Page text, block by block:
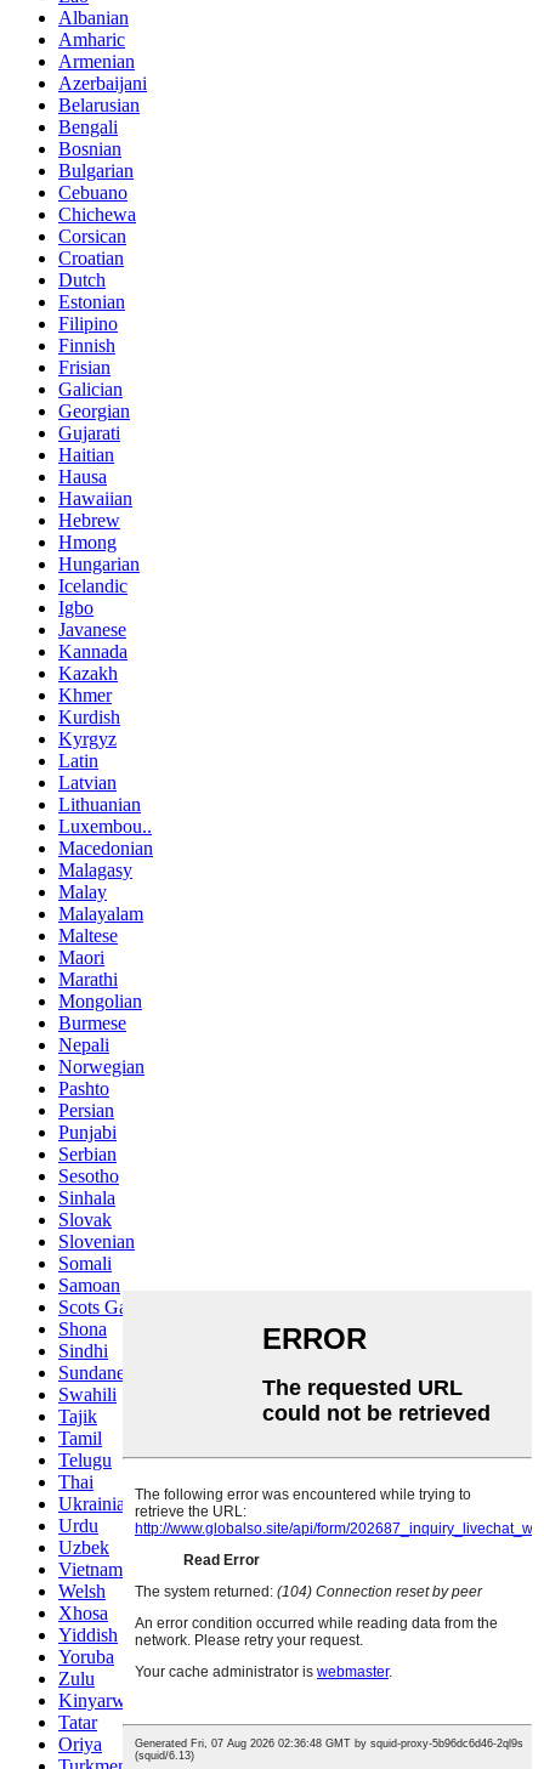
Albanian
Amharic
Armenian
Azerbaijani
Belarusian
Bengali
Bosnian
Bulgarian
Cebuano
Chichewa
Corsican
Croatian
Dutch
Estonian
Filipino
Finnish
Frisian
Galician
Georgian
Gujarati
Haitian
Hausa
Hawaiian
Hebrew
Hmong
Hungarian
Icelandic
Igbo
Javanese
Kannada
Kazakh
Khmer
Kurdish
Kyrgyz
Latin
Latvian
Lithuanian
Luxembou..
Macedonian
Malagasy
Malay
Malayalam
Maltese
Maori
Marathi
Mongolian
Burmese
Nepali
Norwegian
Pashto
Persian
Punjabi
Serbian
Sesotho
Sinhala
Slovak
Slovenian
Somali
Samoan
Scots Gaelic
Shona
Sindhi
Sundanese
Swahili
Tajik
Tamil
Telugu
Thai
Ukrainian
Urdu
Uzbek
Vietnamese
Welsh
Xhosa
Yiddish
Yoruba
Zulu
Kinyarwanda
Tatar
Oriya